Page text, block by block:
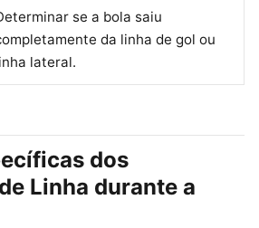
se a bola saiu
da linha de gol ou
lateral.
dos
Linha durante a